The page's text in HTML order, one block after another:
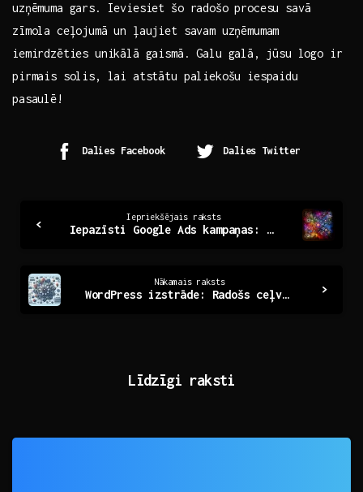
uzņēmuma ​gars. Ieviesiet šo radošo procesu savā
zīmola ceļojumā un ļaujiet savam uzņēmumam
iemirdzēties unikālā gaismā. Galu galā,⁢ jūsu logo ​ir​
pirmais solis, lai atstātu paliekošu iespaidu⁢
pasaulē!
Dalies Facebook Dalies Twitter
Reading
Iepriekšējais raksts
Iepazīsti Google Ads kampaņas: Panākumu atslēga digitālajā mārketingā
Nākamais raksts
WordPress izstrāde: Radošs ceļvedis digitālajam panākumam
Līdzīgi raksti